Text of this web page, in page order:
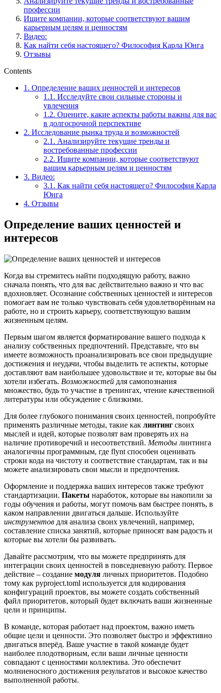
профессии
Ищите компании, которые соответствуют вашим
карьерным целям и ценностям
Видео:
Как найти себя настоящего? Философия Карла Юнга
Отзывы
Contents
1. Определение ваших ценностей и интересов
1.1. Исследуйте свои сильные стороны и
увлечения
1.2. Оцените, какие аспекты работы важны для вас
в долгосрочной перспективе
2. Исследование рынка труда и возможностей
2.1. Анализируйте текущие тренды и
востребованные профессии
2.2. Ищите компании, которые соответствуют
вашим карьерным целям и ценностям
3. Видео:
3.1. Как найти себя настоящего? Философия Карла
Юнга
4. Отзывы
Определение ваших ценностей и
интересов
Когда вы стремитесь найти подходящую работу, важно
сначала понять, что для вас действительно важно и что вас
вдохновляет. Осознание собственных ценностей и интересов
помогает вам не только чувствовать себя удовлетворённым на
работе, но и строить карьеру, соответствующую вашим
жизненным целям.
Первым шагом является форматирование вашего подхода к
анализу собственных предпочтений. Представьте, что вы
имеете возможность проанализировать все свои предыдущие
достижения и неудачи, чтобы выделить те аспекты, которые
доставляют вам наибольшее удовольствие и те, которые вы бы
хотели избегать. Возможностей для самопознания
множество, будь то участие в тренингах, чтение качественной
литературы или обсуждение с близкими.
Для более глубокого понимания своих ценностей, попробуйте
применять различные методы, такие как линтинг своих
мыслей и идей, которые позволят вам проверять их на
наличие противоречий и несоответствий. Методы линтинга
аналогичны программным, где flynt способен оценивать
строки кода на чистоту и соответствие стандартам, так и вы
можете анализировать свои мысли и предпочтения.
Оформление и поддержка ваших интересов также требуют
стандартизации. Пакеты наработок, которые вы накопили за
годы обучения и работы, могут помочь вам быстрее понять, в
каком направлении двигаться дальше. Используйте
инструментов для анализа своих увлечений, например,
составление списка занятий, которые приносят вам радость и
которые вы хотели бы развивать.
Давайте рассмотрим, что вы можете предпринять для
интеграции своих ценностей в повседневную работу. Первое
действие – создание модуля личных приоритетов. Подобно
тому как pyproject.toml используется для кодирования
конфигураций проектов, вы можете создать собственный
файл приоритетов, который будет включать ваши жизненные
цели и принципы.
В команде, которая работает над проектом, важно иметь
общие цели и ценности. Это позволяет быстро и эффективно
двигаться вперёд. Ваше участие в такой команде будет
наиболее плодотворным, если ваши личные ценности
совпадают с ценностями коллектива. Это обеспечит
молниеносного достижения результатов и высокое качество
выполненной работы.